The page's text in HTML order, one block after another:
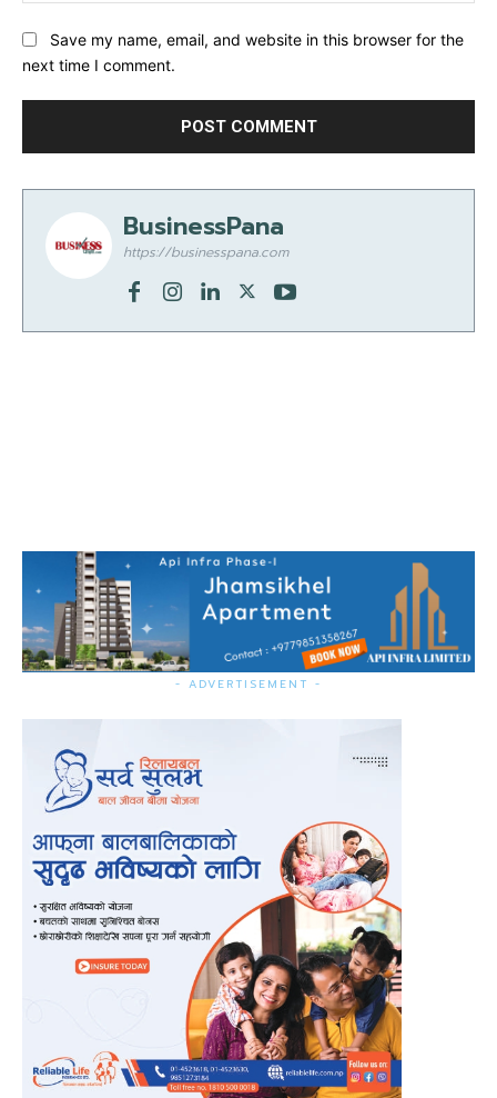
Save my name, email, and website in this browser for the
next time I comment.
BusinessPana
https://businesspana.com
- ADVERTISEMENT -